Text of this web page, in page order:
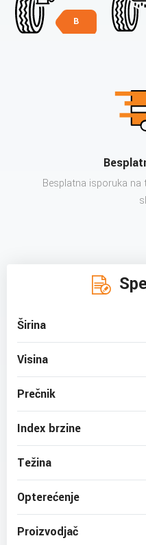
B
Besplatna isporuka na
Širina
Visina
Prečnik
Index brzine
Težina
Opterećenje
Proizvodjač